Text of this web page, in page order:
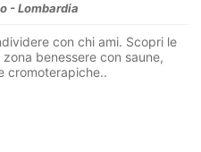
- Lombardia
con chi ami. Scopri le
benessere con saune,
cromoterapiche..